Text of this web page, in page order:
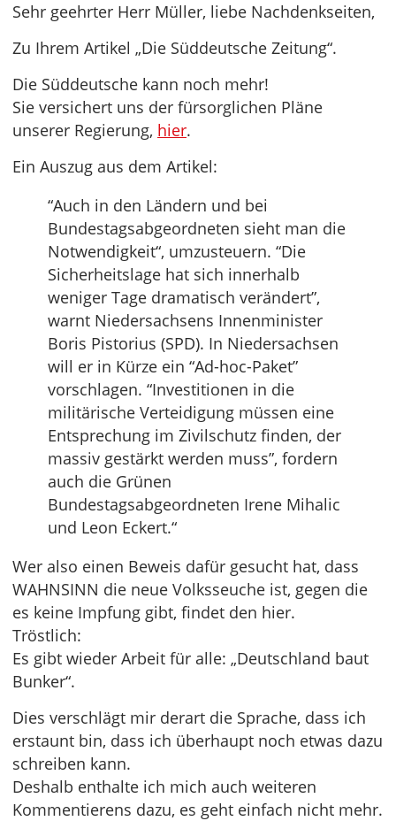
Sehr geehrter Herr Müller, liebe Nachdenkseiten,
Zu Ihrem Artikel „Die Süddeutsche Zeitung“.
Die Süddeutsche kann noch mehr!
Sie versichert uns der fürsorglichen Pläne
unserer Regierung, hier.
Ein Auszug aus dem Artikel:
“Auch in den Ländern und bei
Bundestagsabgeordneten sieht man die
Notwendigkeit“, umzusteuern. “Die
Sicherheitslage hat sich innerhalb
weniger Tage dramatisch verändert”,
warnt Niedersachsens Innenminister
Boris Pistorius (SPD). In Niedersachsen
will er in Kürze ein “Ad-hoc-Paket”
vorschlagen. “Investitionen in die
militärische Verteidigung müssen eine
Entsprechung im Zivilschutz finden, der
massiv gestärkt werden muss”, fordern
auch die Grünen
Bundestagsabgeordneten Irene Mihalic
und Leon Eckert.“
Wer also einen Beweis dafür gesucht hat, dass
WAHNSINN die neue Volksseuche ist, gegen die
es keine Impfung gibt, findet den hier.
Tröstlich:
Es gibt wieder Arbeit für alle: „Deutschland baut
Bunker“.
Dies verschlägt mir derart die Sprache, dass ich
erstaunt bin, dass ich überhaupt noch etwas dazu
schreiben kann.
Deshalb enthalte ich mich auch weiteren
Kommentierens dazu, es geht einfach nicht mehr.